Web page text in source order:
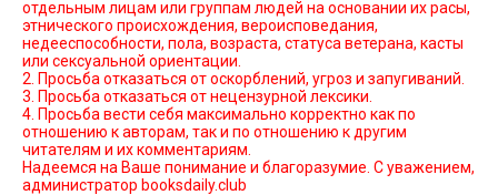
отдельным лицам или группам людей на основании их расы,
этнического происхождения, вероисповедания,
недееспособности, пола, возраста, статуса ветерана, касты
или сексуальной ориентации.
2. Просьба отказаться от оскорблений, угроз и запугиваний.
3. Просьба отказаться от нецензурной лексики.
4. Просьба вести себя максимально корректно как по
отношению к авторам, так и по отношению к другим
читателям и их комментариям.
Надеемся на Ваше понимание и благоразумие. С уважением,
администратор booksdaily.club